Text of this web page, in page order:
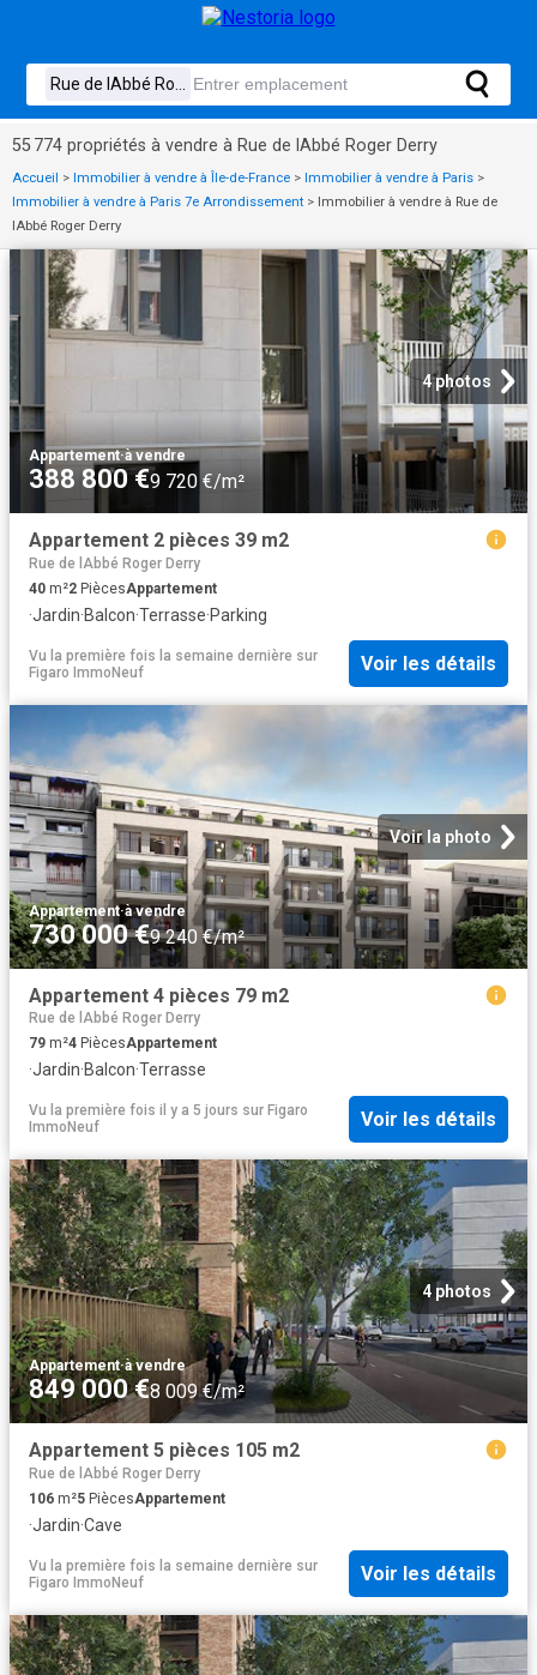
55 774 propriétés à vendre à Rue de lAbbé Roger Derry
Accueil > Immobilier à vendre à Île-de-France > Immobilier à vendre à Paris >
Immobilier à vendre à Paris 7e Arrondissement > Immobilier à vendre à Rue de
lAbbé Roger Derry
4 photos
Appartement·à vendre
388 800 €9 720 €/m²
Appartement 2 pièces 39 m2
Rue de lAbbé Roger Derry
40 m²2 PiècesAppartement
·Jardin·Balcon·Terrasse·Parking
Vu la première fois la semaine dernière sur
Figaro ImmoNeuf
Voir les détails
Voir la photo
Appartement·à vendre
730 000 €9 240 €/m²
Appartement 4 pièces 79 m2
Rue de lAbbé Roger Derry
79 m²4 PiècesAppartement
·Jardin·Balcon·Terrasse
Vu la première fois il y a 5 jours sur Figaro
ImmoNeuf
Voir les détails
4 photos
Appartement·à vendre
849 000 €8 009 €/m²
Appartement 5 pièces 105 m2
Rue de lAbbé Roger Derry
106 m²5 PiècesAppartement
·Jardin·Cave
Vu la première fois la semaine dernière sur
Figaro ImmoNeuf
Voir les détails